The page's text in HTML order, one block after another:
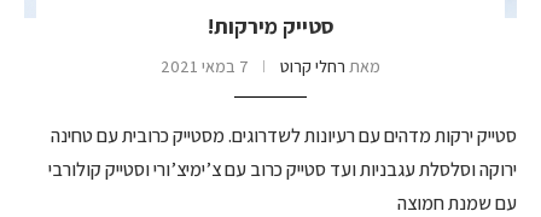
סטייק מירקות!
מאת רחלי קרוט 7 במאי 2021
סטייק ירקות מדהים עם רעיונות לשדרוגים. מסטייק כרובית עם טחינה
ירוקה וסלסלת עגבניות ועד סטייק כרוב עם צ’ימיצ’ורי וסטייק קולורבי
עם שמנת חמוצה